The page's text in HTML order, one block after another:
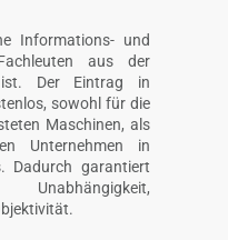
Informations- und
aus der
ist. Der Eintrag in
sowohl für die
Maschinen, als
Unternehmen in
Dadurch garantiert